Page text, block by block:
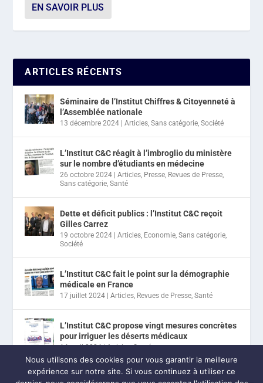
EN SAVOIR PLUS
ARTICLES RÉCENTS
Séminaire de l’Institut Chiffres & Citoyenneté à
l’Assemblée nationale
13 décembre 2024 |Articles,Sans catégorie,Société
L’Institut C&C réagit à l’imbroglio du ministère
sur le nombre d’étudiants en médecine
26 octobre 2024 |Articles, Presse, Revues de Presse,
Sans catégorie,Santé
Dette et déficit publics : l’Institut C&C reçoit
Gilles Carrez
19 octobre 2024 |Articles, Economie,Sans catégorie,
Société
L’Institut C&C fait le point sur la démographie
médicale en France
17 juillet 2024 |Articles, Revues de Presse,Santé
L’Institut C&C propose vingt mesures concrètes
pour irriguer les déserts médicaux
14 avril 2024|Articles,Santé
Nous utilisons des cookies pour vous garantir la meilleure
expérience sur notre site. Si vous continuez à utiliser ce